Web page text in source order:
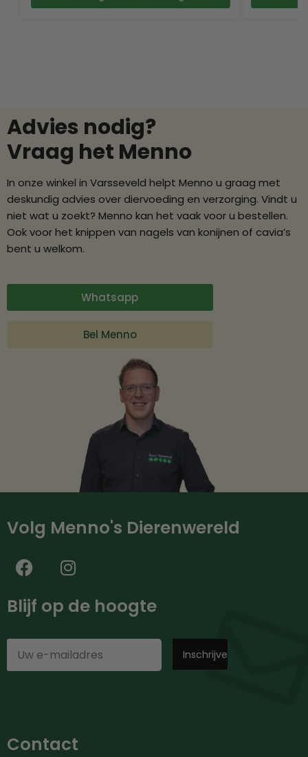
Advies nodig?
Vraag het Menno
In onze winkel in Varsseveld helpt Menno u graag met
deskundig advies over diervoeding en verzorging. Vindt u
niet wat u zoekt? Menno kan het vaak voor u bestellen.
Ook voor het knippen van nagels van konijnen of cavia’s
bent u welkom.
Whatsapp
Bel Menno
Volg Menno's Dierenwereld
Blijf op de hoogte
Contact